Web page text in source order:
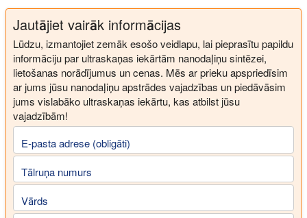
Jautājiet vairāk informācijas
Lūdzu, izmantojiet zemāk esošo veidlapu, lai pieprasītu papildu
informāciju par ultraskaņas iekārtām nanodaļiņu sintēzei,
lietošanas norādījumus un cenas. Mēs ar prieku apspriedīsim
ar jums jūsu nanodaļiņu apstrādes vajadzības un piedāvāsim
jums vislabāko ultraskaņas iekārtu, kas atbilst jūsu
vajadzībām!
E-pasta adrese (obligāti)
Tālruņa numurs
Vārds